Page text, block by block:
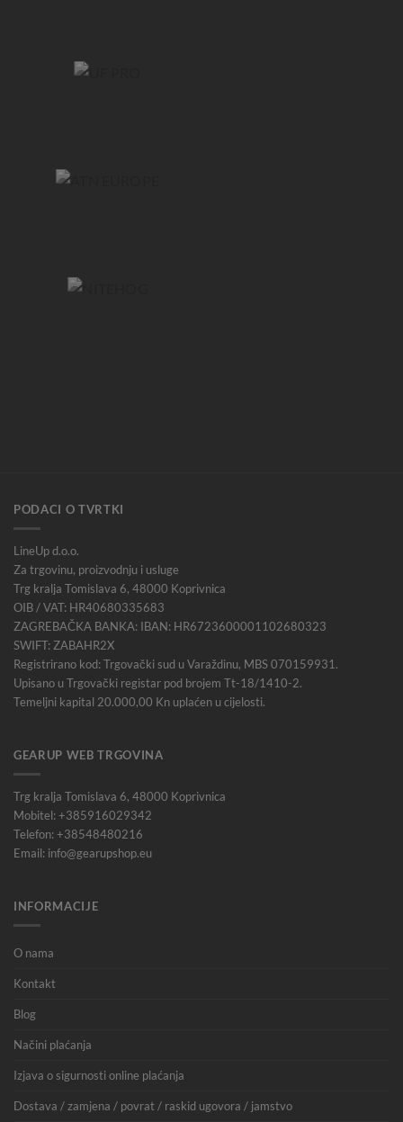
PODACI O TVRTKI
LineUp d.o.o.
Za trgovinu, proizvodnju i usluge
Trg kralja Tomislava 6, 48000 Koprivnica
OIB / VAT: HR40680335683
ZAGREBAČKA BANKA: IBAN: HR6723600001102680323
SWIFT: ZABAHR2X
Registrirano kod: Trgovački sud u Varaždinu, MBS 070159931.
Upisano u Trgovački registar pod brojem Tt-18/1410-2.
Temeljni kapital 20.000,00 Kn uplaćen u cijelosti.
GEARUP WEB TRGOVINA
Trg kralja Tomislava 6, 48000 Koprivnica
Mobitel: +385916029342
Telefon: +38548480216
Email: info@gearupshop.eu
INFORMACIJE
O nama
Kontakt
Blog
Načini plaćanja
Izjava o sigurnosti online plaćanja
Dostava / zamjena / povrat / raskid ugovora / jamstvo